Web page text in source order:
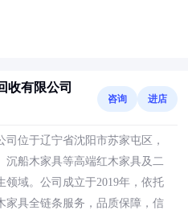
收有限公司
咨询 进店
位于辽宁省沈阳市苏家屯区，
沉船木家具等高端红木家具及二
域。公司成立于2019年，依托
家具全链条服务，品质保障，信